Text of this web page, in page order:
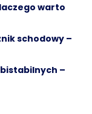
warto
schodowy –
–